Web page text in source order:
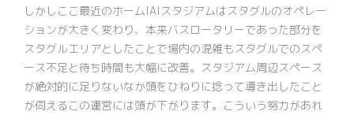
しかしここ最近のホームIAIスタジアムはスタグルのオペレー
ションが大きく変わり、本来バスロータリーであった部分を
スタグルエリアとしたことで場内の混雑もスタグルでのスペ
ース不足と待ち時間も大幅に改善。スタジアム周辺スペース
が絶対的に足りないなか頭をひねりに捻って導き出したこと
が伺えるこの運営には頭が下がります。こういう努力があれ